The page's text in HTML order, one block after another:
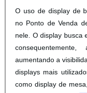
O uso de display de
no Ponto de Venda
nele. O display busca
aumentando a
displays mais
como display de